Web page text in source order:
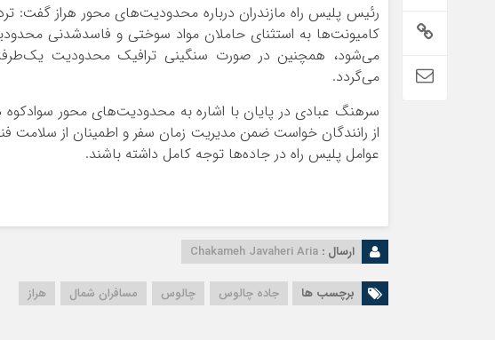
رئیس پلیس راه مازندران درباره محدودیت‌های محور هراز گفت:
کامیونت‌ها به استثنای حاملان مواد سوختی و فاسدشدنی
می‌شود، همچنین در صورت سنگینی ترافیک محدودیت یک‌طرفه
می‌گردد.
سرهنگ عبادی در پایان با اشاره به محدودیت‌های محور
از رانندگان خواست ضمن مدیریت زمان سفر و اطمینان از سلامت
عوامل پلیس راه در جاده‌ها توجه کامل داشته باشند.
ارسال : Chakameh Javaheri Aria
برچسب ها جاده چالوس چالوس مسافران شمال هراز